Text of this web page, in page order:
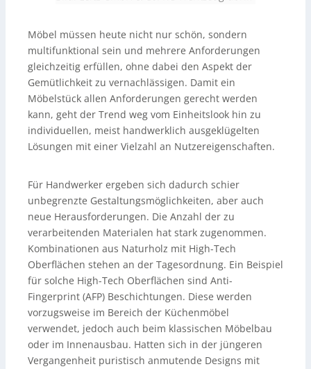
Möbel müssen heute nicht nur schön, sondern
multifunktional sein und mehrere Anforderungen
gleichzeitig erfüllen, ohne dabei den Aspekt der
Gemütlichkeit zu vernachlässigen. Damit ein
Möbelstück allen Anforderungen gerecht werden
kann, geht der Trend weg vom Einheitslook hin zu
individuellen, meist handwerklich ausgeklügelten
Lösungen mit einer Vielzahl an Nutzereigenschaften.
Für Handwerker ergeben sich dadurch schier
unbegrenzte Gestaltungsmöglichkeiten, aber auch
neue Herausforderungen. Die Anzahl der zu
verarbeitenden Materialen hat stark zugenommen.
Kombinationen aus Naturholz mit High-Tech
Oberflächen stehen an der Tagesordnung. Ein Beispiel
für solche High-Tech Oberflächen sind Anti-
Fingerprint (AFP) Beschichtungen. Diese werden
vorzugsweise im Bereich der Küchenmöbel
verwendet, jedoch auch beim klassischen Möbelbau
oder im Innenausbau. Hatten sich in der jüngeren
Vergangenheit puristisch anmutende Designs mit